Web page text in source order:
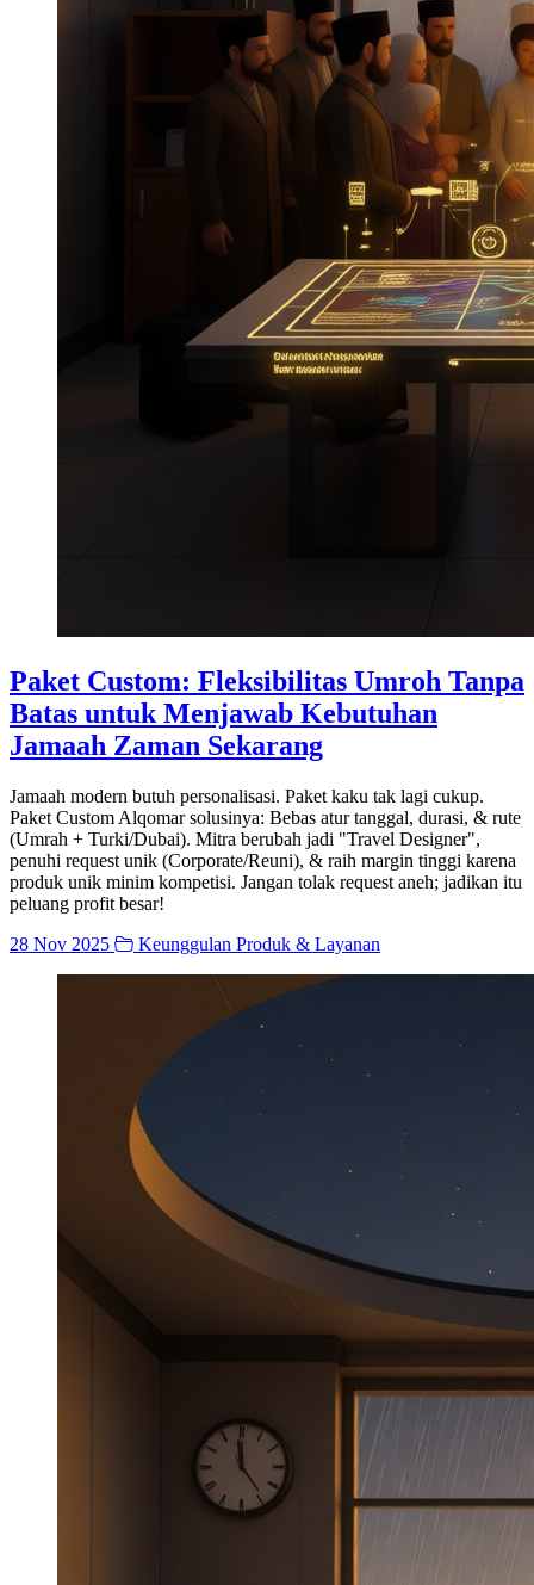
Paket Custom: Fleksibilitas Umroh Tanpa
Batas untuk Menjawab Kebutuhan
Jamaah Zaman Sekarang
Jamaah modern butuh personalisasi. Paket kaku tak lagi cukup.
Paket Custom Alqomar solusinya: Bebas atur tanggal, durasi, & rute
(Umrah + Turki/Dubai). Mitra berubah jadi "Travel Designer",
penuhi request unik (Corporate/Reuni), & raih margin tinggi karena
produk unik minim kompetisi. Jangan tolak request aneh; jadikan itu
peluang profit besar!
28 Nov 2025
Keunggulan Produk & Layanan